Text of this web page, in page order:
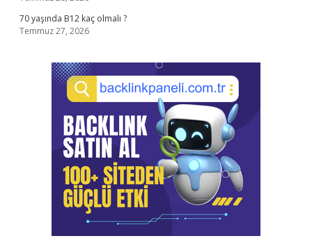
70 yaşında B12 kaç olmalı ?
Temmuz 27, 2026